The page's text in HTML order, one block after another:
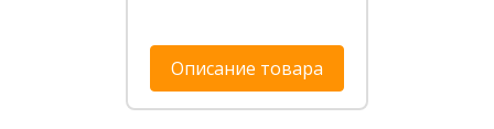
Описание товара